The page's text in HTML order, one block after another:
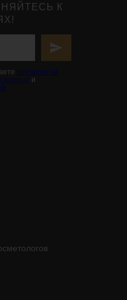
К
согласие на
данных и